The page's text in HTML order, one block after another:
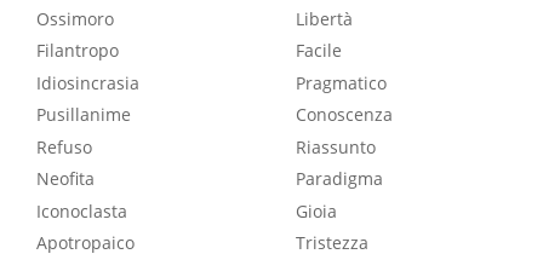
Ossimoro
Filantropo
Idiosincrasia
Pusillanime
Refuso
Neofita
Iconoclasta
Apotropaico
Libertà
Facile
Pragmatico
Conoscenza
Riassunto
Paradigma
Gioia
Tristezza